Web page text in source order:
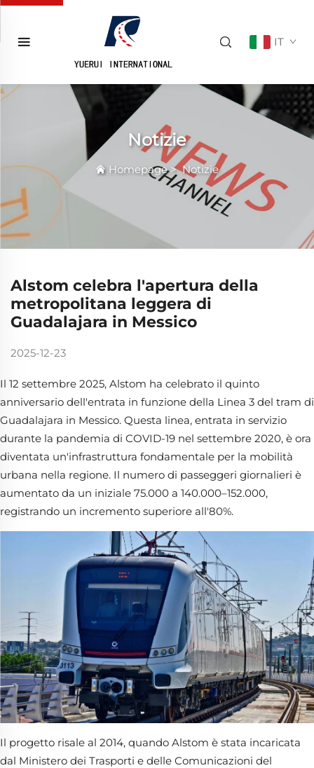
IT
Notizie
Homepage>Notizie
Alstom celebra l'apertura della
metropolitana leggera di
Guadalajara in Messico
2025-12-23
Il 12 settembre 2025, Alstom ha celebrato il quinto
anniversario dell'entrata in funzione della Linea 3 del tram di
Guadalajara in Messico. Questa linea, entrata in servizio
durante la pandemia di COVID-19 nel settembre 2020, è ora
diventata un'infrastruttura fondamentale per la mobilità
urbana nella regione. Il numero di passeggeri giornalieri è
aumentato da un iniziale 75.000 a 140.000–152.000,
registrando un incremento superiore all'80%.
Il progetto risale al 2014, quando Alstom è stata incaricata
dal Ministero dei Trasporti e delle Comunicazioni del